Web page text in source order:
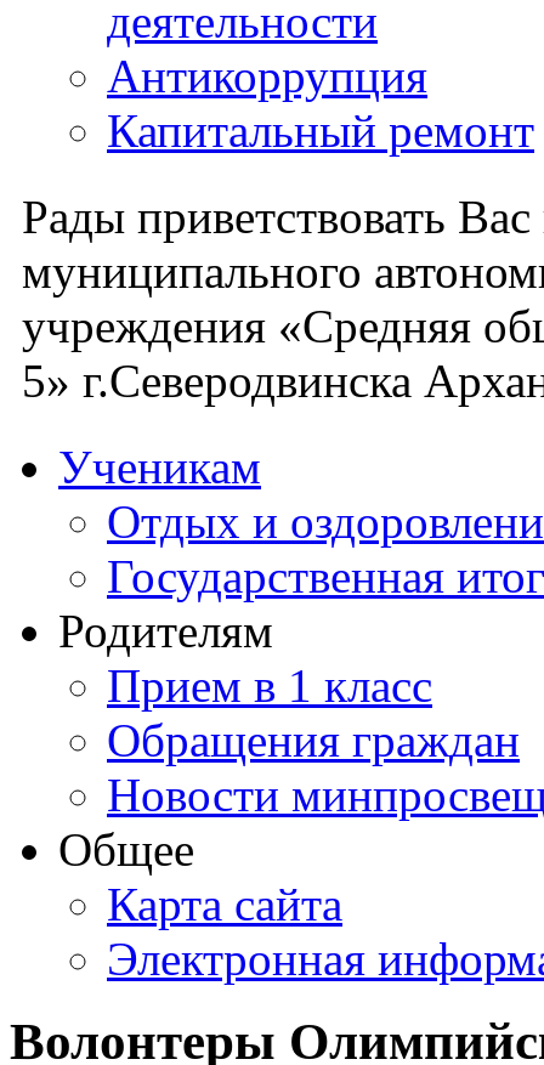
деятельности
Антикоррупция
Капитальный ремонт
Рады приветствовать
муниципального
учреждения «Средняя
5» г.Северодвинска
Ученикам
Отдых и
Государственная
Родителям
Прием в 1 класс
Обращения граждан
Новости
Общее
Карта сайта
Электронная
Волонтеры